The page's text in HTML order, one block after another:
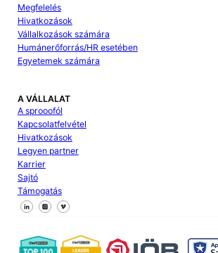
Megfelelés
Hivatkozások
Vállalkozások számára
Humánerőforrás/HR esetében
Egyetemek számára
A VÁLLALAT
A sprooofól
Kapcsolatfelvétel
Hivatkozások
Legyen partner
Karrier
Sajtó
Támogatás
Kövessen minket a Facebookon
Kövessen minket az X-en
Kövessen minket a LinkedIn-en